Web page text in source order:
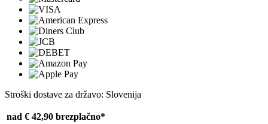
Stroški dostave za državo: Slovenija
nad € 42,90 brezplačno*